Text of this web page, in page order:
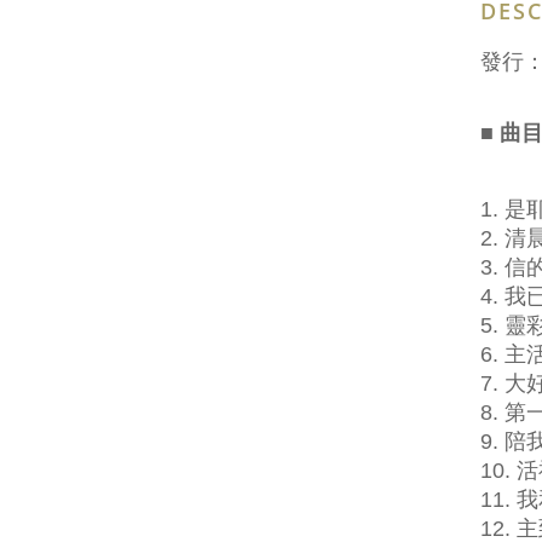
發行
■ 曲目
1. 是
2. 清
3. 信
4. 我
5. 靈
6. 主
7. 大
8. 第
9. 陪
10.
11.
12.